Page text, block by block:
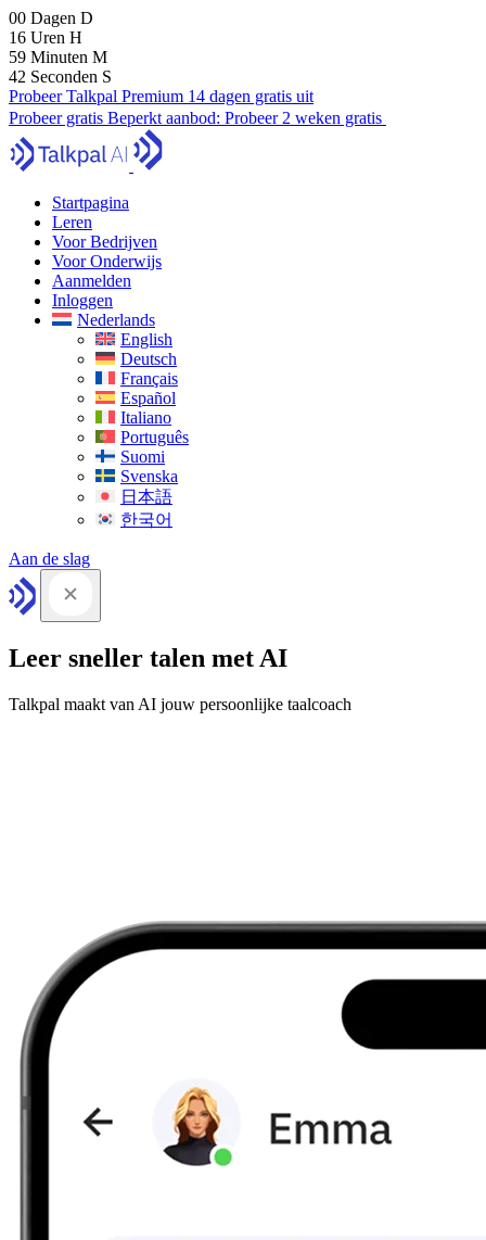
00 Dagen D
16 Uren H
59 Minuten M
41 Seconden S
Probeer Talkpal Premium 14 dagen gratis uit
Probeer gratis Beperkt aanbod: Probeer 2 weken gratis
Startpagina
Leren
Voor Bedrijven
Voor Onderwijs
Aanmelden
Inloggen
Nederlands
English
Deutsch
Français
Español
Italiano
Português
Suomi
Svenska
日本語
한국어
Aan de slag
Leer sneller talen met AI
Talkpal maakt van AI jouw persoonlijke taalcoach